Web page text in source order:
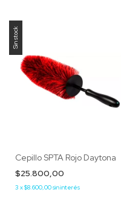
Sin stock
Cepillo SPTA Rojo Daytona
$25.800,00
3 x$8.600,00sin interés